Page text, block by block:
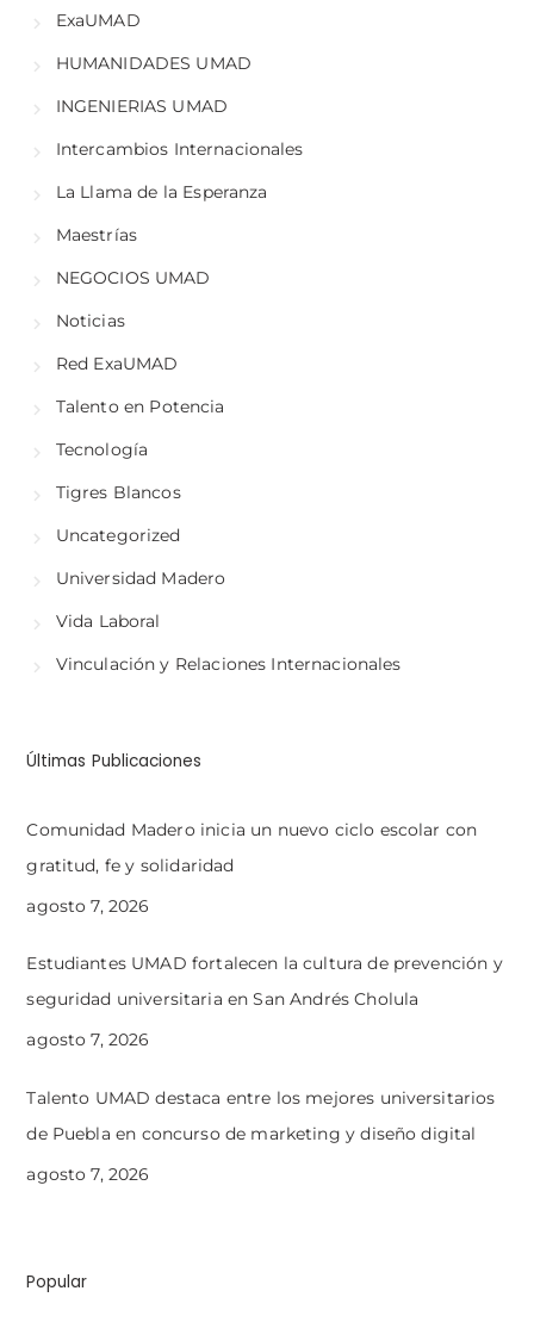
ExaUMAD
HUMANIDADES UMAD
INGENIERIAS UMAD
Intercambios Internacionales
La Llama de la Esperanza
Maestrías
NEGOCIOS UMAD
Noticias
Red ExaUMAD
Talento en Potencia
Tecnología
Tigres Blancos
Uncategorized
Universidad Madero
Vida Laboral
Vinculación y Relaciones Internacionales
Últimas Publicaciones
Comunidad Madero inicia un nuevo ciclo escolar con
gratitud, fe y solidaridad
agosto 7, 2026
Estudiantes UMAD fortalecen la cultura de prevención y
seguridad universitaria en San Andrés Cholula
agosto 7, 2026
Talento UMAD destaca entre los mejores universitarios
de Puebla en concurso de marketing y diseño digital
agosto 7, 2026
Popular